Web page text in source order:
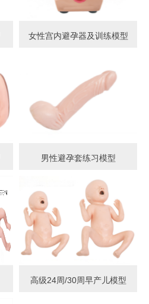
女性宫内避孕器及训练模型
男性避孕套练习模型
高级24周/30周早产儿模型